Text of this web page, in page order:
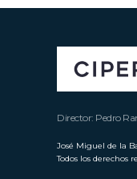
Director: Pedro
José Miguel de la
Todos los derechos